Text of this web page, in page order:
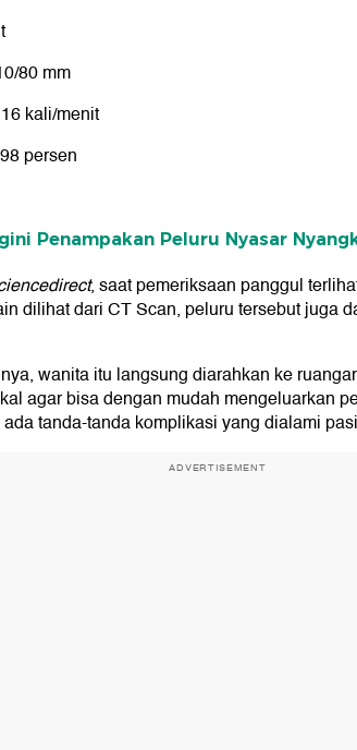
80 mm
kali/menit
persen
Penampakan Peluru Nyasar
, saat pemeriksaan panggul
dilihat dari CT Scan, peluru tersebut juga
wanita itu langsung diarahkan ke
agar bisa dengan mudah mengeluarkan
tanda-tanda komplikasi yang dialami
ADVERTISEMENT